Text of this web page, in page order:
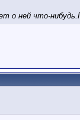
о ней что-